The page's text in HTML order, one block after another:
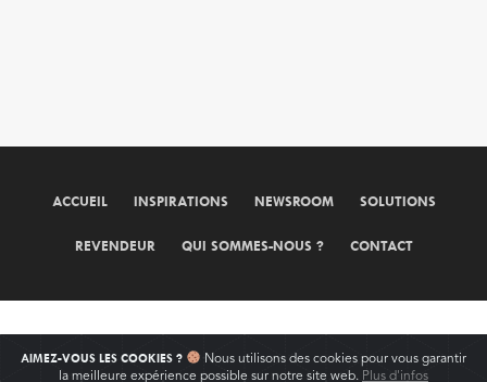
ACCUEIL INSPIRATIONS NEWSROOM SOLUTIONS
REVENDEUR QUI SOMMES-NOUS ? CONTACT
AIMEZ-VOUS LES COOKIES ?
Nous utilisons des cookies pour vous garantir
la meilleure expérience possible sur notre site web. Plus d'infos